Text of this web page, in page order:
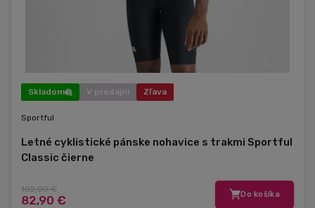
Skladom V predajni Zľava
Sportful
Letné cyklistické pánske nohavice s trakmi Sportful
Classic čierne
102,00 €
82,90 € Do košíka